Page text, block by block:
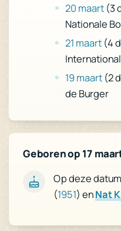
20 maart (3
Nationale
21 maart(4
19 maart(2
de Burger
Geboren op 17
Op deze
(1951) enNat